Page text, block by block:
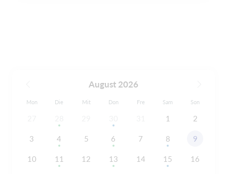
August 2026
Mon Die Mit Don Fre Sam Son
1 2
3 4 5 6 7 8 9
10 11 12 13 14 15 16